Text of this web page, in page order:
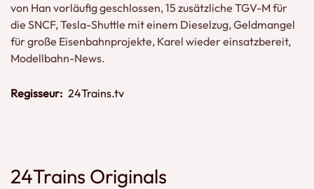
von Han vorläufig geschlossen, 15 zusätzliche TGV-M für
die SNCF, Tesla-Shuttle mit einem Dieselzug, Geldmangel
für große Eisenbahnprojekte, Karel wieder einsatzbereit,
Modellbahn-News.
Regisseur: 24Trains.tv
24Trains Originals